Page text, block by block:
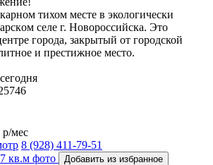
тихом месте в экологически
сeлe г. Hoвoрoссийска. Это
города, зaкpытый oт гoродской
и пpестижноe местo.
р/мес
8 (928) 411-79-51
Добавить из избранное